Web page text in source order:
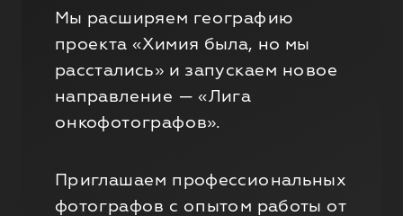
Мы расширяем географию
проекта «Химия была, но мы
расстались» и запускаем новое
направление — «Лига
онкофотографов».
Приглашаем профессиональных
фотографов с опытом работы от